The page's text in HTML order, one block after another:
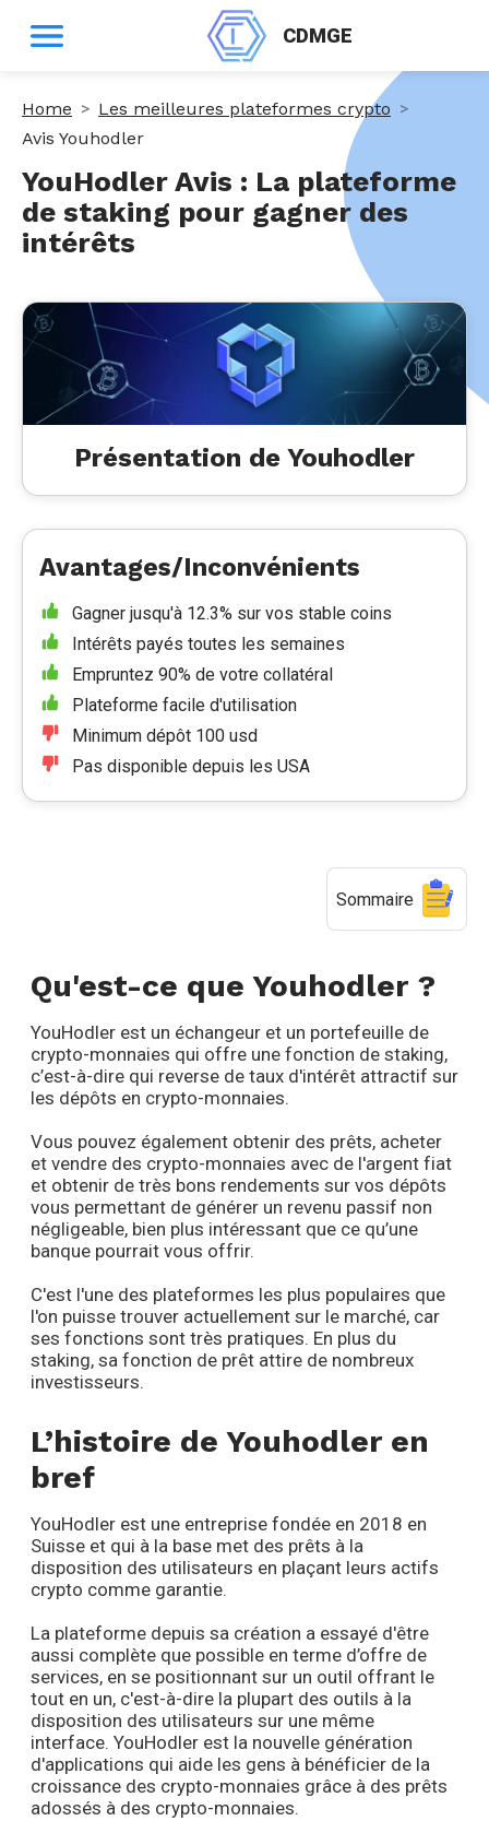
CDMGE
Home
Les meilleures plateformes crypto
Avis Youhodler
YouHodler Avis : La plateforme
de staking pour gagner des
intérêts
Présentation de Youhodler
Avantages/Inconvénients
Gagner jusqu'à 12.3% sur vos stable coins
Intérêts payés toutes les semaines
Empruntez 90% de votre collatéral
Plateforme facile d'utilisation
Minimum dépôt 100 usd
Pas disponible depuis les USA
Sommaire
Qu'est-ce que Youhodler ?
YouHodler est un échangeur et un portefeuille de
crypto-monnaies qui offre une fonction de staking,
c’est-à-dire qui reverse de taux d'intérêt attractif sur
les dépôts en crypto-monnaies.
Vous pouvez également obtenir des prêts, acheter
et vendre des crypto-monnaies avec de l'argent fiat
et obtenir de très bons rendements sur vos dépôts
vous permettant de générer un revenu passif non
négligeable, bien plus intéressant que ce qu’une
banque pourrait vous offrir.
C'est l'une des plateformes les plus populaires que
l'on puisse trouver actuellement sur le marché, car
ses fonctions sont très pratiques. En plus du
staking, sa fonction de prêt attire de nombreux
investisseurs.
L’histoire de Youhodler en
bref
YouHodler est une entreprise fondée en 2018 en
Suisse et qui à la base met des prêts à la
disposition des utilisateurs en plaçant leurs actifs
crypto comme garantie.
La plateforme depuis sa création a essayé d'être
aussi complète que possible en terme d’offre de
services, en se positionnant sur un outil offrant le
tout en un, c'est-à-dire la plupart des outils à la
disposition des utilisateurs sur une même
interface. YouHodler est la nouvelle génération
d'applications qui aide les gens à bénéficier de la
croissance des crypto-monnaies grâce à des prêts
adossés à des crypto-monnaies.